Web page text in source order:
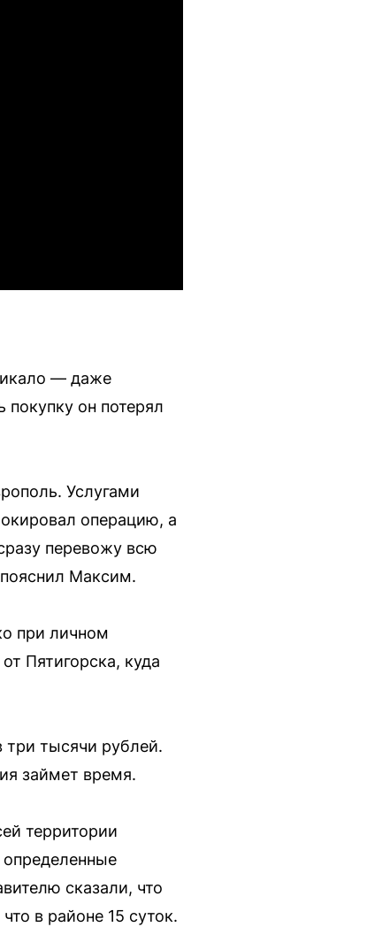
— даже
он потерял
Услугами
операцию, а
перевожу всю
Максим.
при личном
Пятигорска, куда
три тысячи рублей.
займет время.
территории
сказали, что
в районе 15 суток.